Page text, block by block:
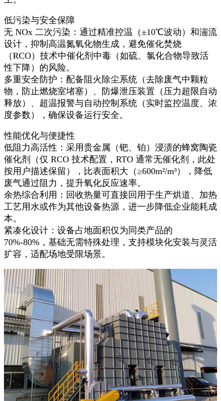
低污染与安全保障​
无 NOx 二次污染：通过精准控温（±10℃波动）和湍流
设计，抑制高温氮氧化物生成，避免催化焚烧
（RCO）技术中催化剂中毒（如硫、氯化合物导致活
性下降）的风险。​
多重安全防护：配备阻火除尘系统（去除废气中颗粒
物，防止燃烧室堵塞）、防爆泄压装置（压力超限自动
释放）、超温报警与自动控制系统（实时监控温度、浓
度参数），确保设备运行安全。​
性能优化与便捷性​
低阻力高活性：采用贵金属（钯、铂）浸渍的蜂窝陶瓷
催化剂（仅 RCO 技术配置，RTO 通常无催化剂，此处
按用户描述保留），比表面积大（≥600m²/m³），降低
废气通过阻力，提升氧化反应速率。​
余热综合利用：回收热量可直接回用于生产烘道、加热
工艺用水或作为其他设备热源，进一步降低企业能耗成
本。​
紧凑化设计：设备占地面积仅为同类产品的
70%-80%，基础无需特殊处理，支持模块化安装与灵活
扩容，适配场地受限场景。​